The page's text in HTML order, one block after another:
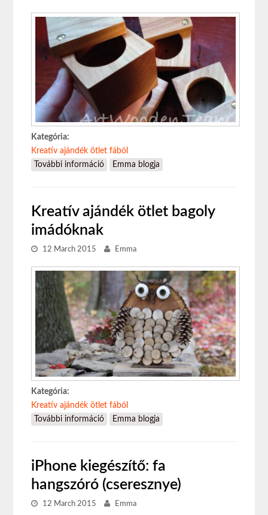
Kategória:
Kreatív ajándék ötlet fából
További információ Kreatív ajándék ötlet - fa dobozka gyűrűnek,
Emma blogja
Kreatív ajándék ötlet bagoly
imádóknak
12 March 2015 Emma
Kategória:
Kreatív ajándék ötlet fából
További információ Kreatív ajándék ötlet bagoly imádóknak
Emma blogja
iPhone kiegészítő: fa
hangszóró (cseresznye)
12 March 2015 Emma